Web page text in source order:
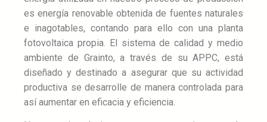
es energía renovable obtenida de fuentes naturales
e inagotables, contando para ello con una planta
fotovoltaica propia. El sistema de calidad y medio
ambiente de Grainto, a través de su APPC, está
diseñado y destinado a asegurar que su actividad
productiva se desarrolle de manera controlada para
así aumentar en eficacia y eficiencia.